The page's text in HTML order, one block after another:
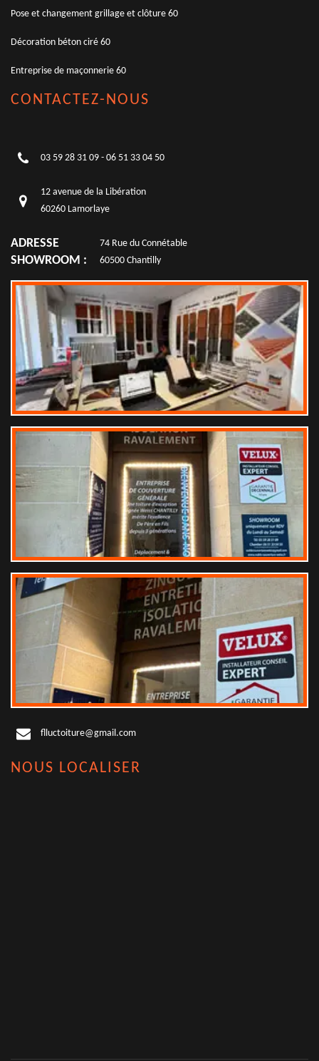
Pose et changement grillage et clôture 60
Décoration béton ciré 60
Entreprise de maçonnerie 60
CONTACTEZ-NOUS
03 59 28 31 09 - 06 51 33 04 50
12 avenue de la Libération
60260 Lamorlaye
ADRESSE
SHOWROOM :
74 Rue du Connétable
60500 Chantilly
flluctoiture@gmail.com
NOUS LOCALISER